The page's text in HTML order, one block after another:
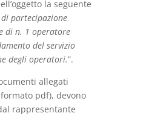
la seguente
partecipazione
di n. 1 operatore
del servizio
degli operatori.”.
allegati
pdf), devono
rappresentante